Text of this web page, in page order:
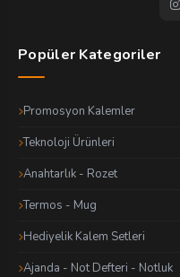
Popüler Kategoriler
Promosyon Kalemler
Teknoloji Ürünleri
Anahtarlık - Rozet
Termos - Mug
Hediyelik Kalem Setleri
Ajanda - Not Defteri - Notluk